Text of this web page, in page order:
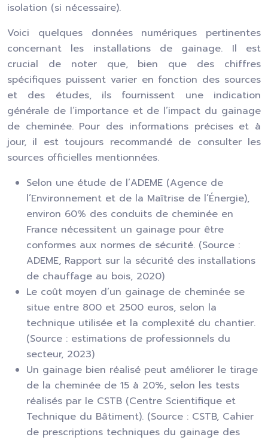
isolation (si nécessaire).
Voici quelques données numériques pertinentes
concernant les installations de gainage. Il est
crucial de noter que, bien que des chiffres
spécifiques puissent varier en fonction des sources
et des études, ils fournissent une indication
générale de l’importance et de l’impact du gainage
de cheminée. Pour des informations précises et à
jour, il est toujours recommandé de consulter les
sources officielles mentionnées.
Selon une étude de l’ADEME (Agence de
l’Environnement et de la Maîtrise de l’Énergie),
environ 60% des conduits de cheminée en
France nécessitent un gainage pour être
conformes aux normes de sécurité. (Source :
ADEME, Rapport sur la sécurité des installations
de chauffage au bois, 2020)
Le coût moyen d’un gainage de cheminée se
situe entre 800 et 2500 euros, selon la
technique utilisée et la complexité du chantier.
(Source : estimations de professionnels du
secteur, 2023)
Un gainage bien réalisé peut améliorer le tirage
de la cheminée de 15 à 20%, selon les tests
réalisés par le CSTB (Centre Scientifique et
Technique du Bâtiment). (Source : CSTB, Cahier
de prescriptions techniques du gainage des